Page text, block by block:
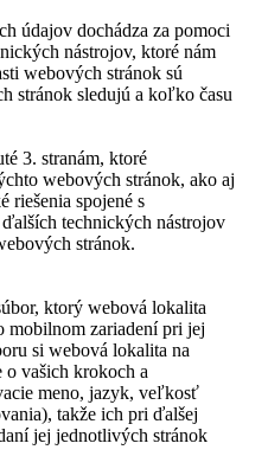
údajov dochádza za pomoci
nástrojov, ktoré nám
webových stránok sú
stránok sledujú a koľko času
3. stranám, ktoré
webových stránok, ako aj
riešenia spojené s
technických nástrojov
stránok.
ktorý webová lokalita
mobilnom zariadení pri jej
si webová lokalita na
o vašich krokoch a
meno, jazyk, veľkosť
takže ich pri ďalšej
jej jednotlivých stránok